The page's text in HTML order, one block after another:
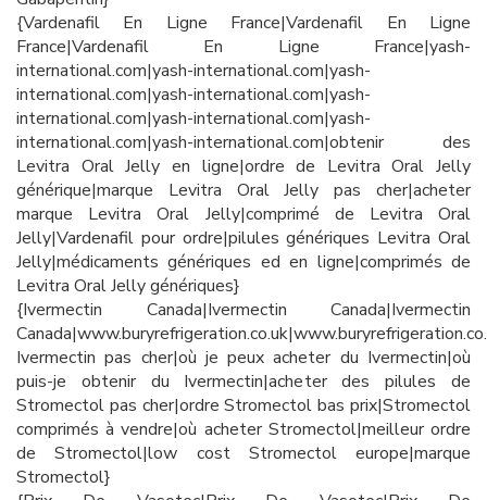
{Vardenafil En Ligne France|Vardenafil En Ligne
France|Vardenafil En Ligne France|yash-
international.com|yash-international.com|yash-
international.com|yash-international.com|yash-
international.com|yash-international.com|yash-
international.com|yash-international.com|obtenir des
Levitra Oral Jelly en ligne|ordre de Levitra Oral Jelly
générique|marque Levitra Oral Jelly pas cher|acheter
marque Levitra Oral Jelly|comprimé de Levitra Oral
Jelly|Vardenafil pour ordre|pilules génériques Levitra Oral
Jelly|médicaments génériques ed en ligne|comprimés de
Levitra Oral Jelly génériques}
{Ivermectin Canada|Ivermectin Canada|Ivermectin
Ivermectin pas cher|où je peux acheter du Ivermectin|où
puis-je obtenir du Ivermectin|acheter des pilules de
Stromectol pas cher|ordre Stromectol bas prix|Stromectol
comprimés à vendre|où acheter Stromectol|meilleur ordre
de Stromectol|low cost Stromectol europe|marque
Stromectol}